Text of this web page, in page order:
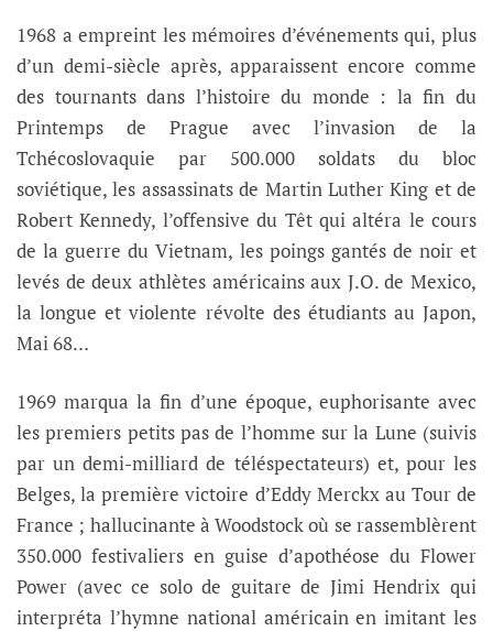
1968 a empreint les mémoires d’événements qui, plus
d’un demi-siècle après, apparaissent encore comme
des tournants dans l’histoire du monde : la fin du
Printemps de Prague avec l’invasion de la
Tchécoslovaquie par 500.000 soldats du bloc
soviétique, les assassinats de Martin Luther King et de
Robert Kennedy, l’offensive du Têt qui altéra le cours
de la guerre du Vietnam, les poings gantés de noir et
levés de deux athlètes américains aux J.O. de Mexico,
la longue et violente révolte des étudiants au Japon,
Mai 68…
1969 marqua la fin d’une époque, euphorisante avec
les premiers petits pas de l’homme sur la Lune (suivis
par un demi-milliard de téléspectateurs) et, pour les
Belges, la première victoire d’Eddy Merckx au Tour de
France ; hallucinante à Woodstock où se rassemblèrent
350.000 festivaliers en guise d’apothéose du Flower
Power (avec ce solo de guitare de Jimi Hendrix qui
interpréta l’hymne national américain en imitant les